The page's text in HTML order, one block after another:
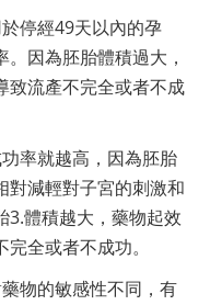
停經49天以內的孕
因為胚胎體積過大，
致流產不完全或者不成
率就越高，因為胚胎
對減輕對子宮的刺激和
3.體積越大，藥物起效
全或者不成功。
物的敏感性不同，有